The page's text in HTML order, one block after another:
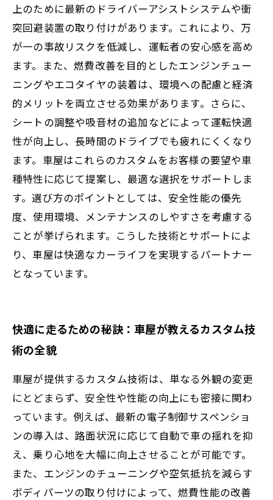
上のために最新のドライバーアシストシステムや衝
突回避装置の取り付けがあります。これにより、万
が一の事故リスクを低減し、運転者の安心感を高め
ます。また、燃費改善を目的としたエンジンチュー
ニングやエコタイヤの装着は、環境への配慮と経済
的メリットを両立させる効果があります。さらに、
シートの調整や吸音材の追加などによって運転快適
性が向上し、長時間のドライブでも疲れにくくなり
ます。車屋はこれらのカスタムをお客様の要望や車
種特性に応じて提案し、最適な選択をサポートしま
す。選び方のポイントとしては、安全性能の優先
度、使用環境、メンテナンスのしやすさを考慮する
ことが挙げられます。こうした技術とサポートによ
り、車屋は快適なカーライフを実現するパートナー
となっています。
快適に走るための秘訣：車屋が教えるカスタム技
術の全貌
車屋が提供するカスタム技術は、単なる外観の変更
にとどまらず、安全性や性能の向上にも密接に関わ
っています。例えば、最新の電子制御サスペンショ
ンの導入は、路面状況に応じて自動で車の揺れを抑
え、乗り心地を大幅に向上させることが可能です。
また、エンジンのチューニングや空気抵抗を減らす
ボディパーツの取り付けによって、燃費性能の改善